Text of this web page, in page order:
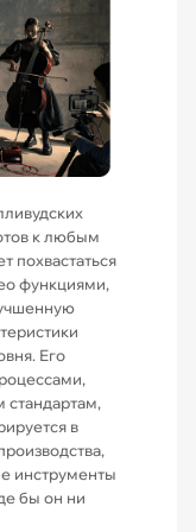
к любым
похвастаться
функциями,
Его
в
инструменты
бы он ни